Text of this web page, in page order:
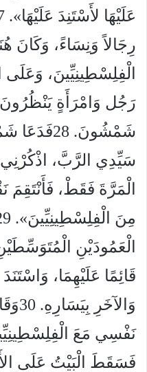
رِجَالاً وَنِسَاءً، وَكَانَ
الْفِلِسْطِينِيِّينَ،
رَجُل وَامْرَأَةٍ
شَمْشُونَ.
سَيِّدِي الرَّبَّ،
الْمَرَّةَ فَقَطْ،
الْعَمُودَيْنِ
قَائِمًا عَلَيْهِمَا،
نَفْسِي مَعَ
فَسَقَطَ الْبَيْتُ عَلَى